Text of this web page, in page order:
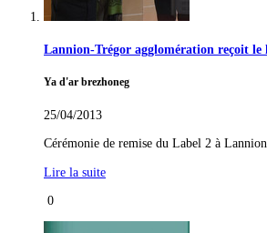
Lannion-Trégor agglomération reçoit le
Ya d'ar brezhoneg
25/04/2013
Cérémonie de remise du Label 2 à
Lire la suite
0